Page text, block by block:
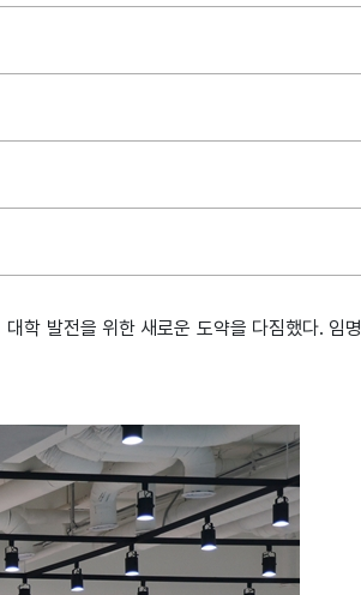
학 발전을 위한 새로운 도약을 다짐했다. 임명